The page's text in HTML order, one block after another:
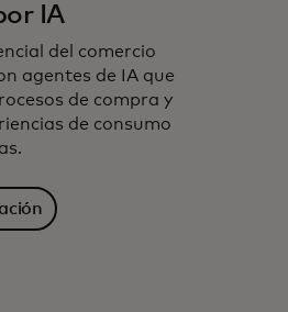
IA
del comercio
agentes de IA que
de compra y
de consumo